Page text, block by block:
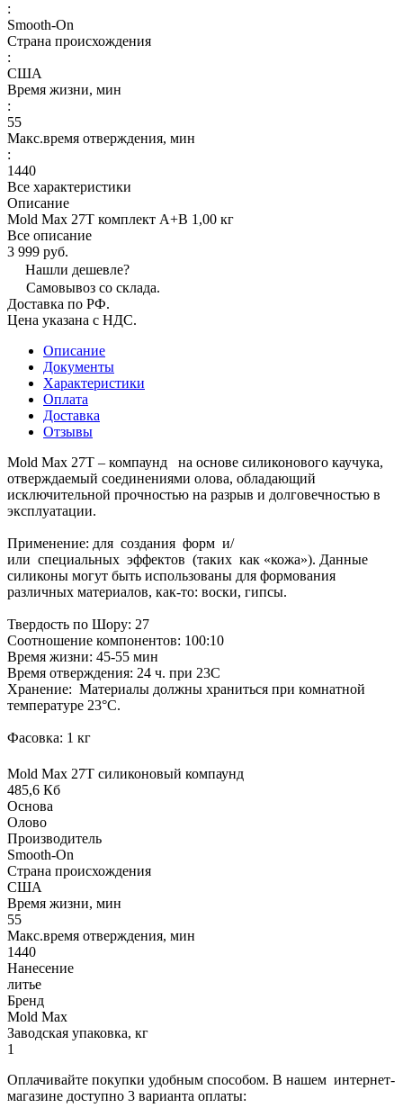
:
Smooth-On
Страна происхождения
:
США
Время жизни, мин
:
55
Макс.время отверждения, мин
:
1440
Все характеристики
Описание
Mold Max 27T комплект А+В 1,00 кг
Все описание
3 999 руб.
Нашли дешевле?
Самовывоз со склада.
Доставка по РФ.
Цена указана с НДС.
Описание
Документы
Характеристики
Оплата
Доставка
Отзывы
Mold Max 27T – компаунд на основе силиконового каучука,
отверждаемый соединениями олова, обладающий
исключительной прочностью на разрыв и долговечностью в
эксплуатации.
Применение: для создания форм и/
или специальных эффектов (таких как «кожа»). Данные
силиконы могут быть использованы для формования
различных материалов, как-то: воски, гипсы.
Твердость по Шору: 27
Соотношение компонентов: 100:10
Время жизни: 45-55 мин
Время отверждения: 24 ч. при 23С
Хранение: Материалы должны храниться при комнатной
температуре 23°C.
Фасовка: 1 кг
Mold Max 27Т силиконовый компаунд
485,6 Кб
Основа
Олово
Производитель
Smooth-On
Страна происхождения
США
Время жизни, мин
55
Макс.время отверждения, мин
1440
Нанесение
литье
Бренд
Mold Max
Заводская упаковка, кг
1
Оплачивайте покупки удобным способом. В нашем интернет-
магазине доступно 3 варианта оплаты: